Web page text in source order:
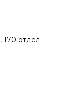
170 отдел